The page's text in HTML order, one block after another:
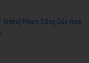
Video] Phạm Công Cúc Hoa